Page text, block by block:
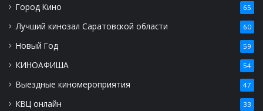
Город Кино 65
Лучший кинозал Саратовской области 60
Новый Год 59
КИНОАФИША 54
Выездные киномероприятия 47
КВЦ онлайн 33